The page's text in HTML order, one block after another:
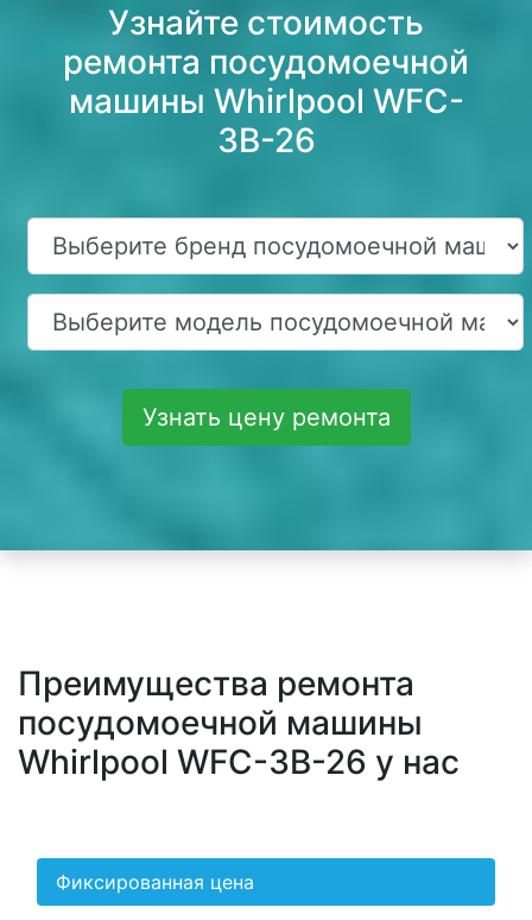
Узнайте стоимость
ремонта посудомоечной
машины Whirlpool WFC-
3B-26
Узнать цену ремонта
Преимущества ремонта
посудомоечной машины
Whirlpool WFC-3B-26 у нас
Фиксированная цена